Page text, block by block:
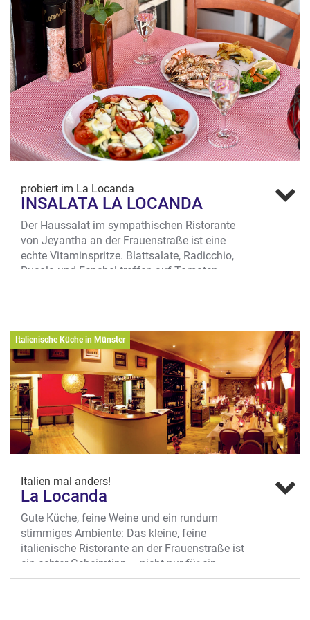
probiert im La Locanda
INSALATA LA LOCANDA
Der Haussalat im sympathischen Ristorante
von Jeyantha an der Frauenstraße ist eine
echte Vitaminspritze. Blattsalate, Radicchio,
Rucola und Fenchel treffen auf Tomaten,
Mango, Spinat und Trüffelmozzarella. Auf der
Wo? Frauenstr. 32, Univiertel
Italienische Küche in Münster
Italien mal anders!
La Locanda
Gute Küche, feine Weine und ein rundum
stimmiges Ambiente: Das kleine, feine
italienische Ristorante an der Frauenstraße ist
ein echter Geheimtipp – nicht nur für ein
romantisches Essen zu zweit. Inhaber